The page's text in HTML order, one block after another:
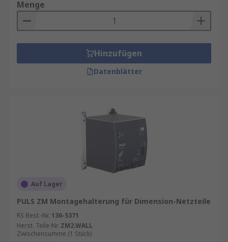
Menge
Hinzufügen
Datenblätter
Auf Lager
PULS ZM Montagehalterung für Dimension-Netzteile
RS Best.-Nr. 136-5371
Herst. Teile-Nr. ZM2.WALL
Zwischensumme (1 Stück)